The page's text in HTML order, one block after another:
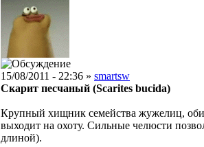
15/08/2011 - 22:36 » smartsw
Скарит песчаный (Scarites bucida)
Крупный хищник семейства жужелиц,
выходит на охоту. Сильные челюсти
длиной).